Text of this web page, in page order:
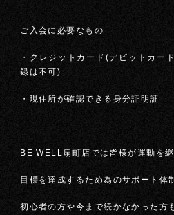
ご入会に必要なもの
・クレジットカード(デビットカー
録は不可)
・現住所が確認できる身分証明証
BE WELL扇町店では皆様が運動を継
目標を達成するため為のサポート体
初心者の方や今まで続かなかった方